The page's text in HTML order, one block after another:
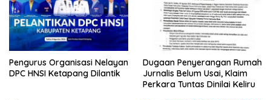
Pengurus Organisasi Nelayan
DPC HNSI Ketapang Dilantik
Dugaan Penyerangan Rumah
Jurnalis Belum Usai, Klaim
Perkara Tuntas Dinilai Keliru